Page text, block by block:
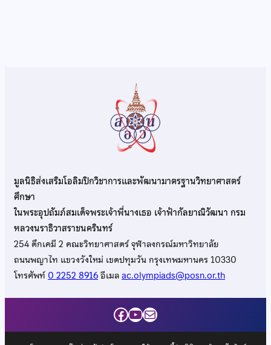
มูลนิธิส่งเสริมโอลิมปิกวิชาการและพัฒนามาตรฐานวิทยาศาสตร์
ศึกษา
ในพระอุปถัมภ์สมเด็จพระเจ้าพี่นางเธอ เจ้าฟ้ากัลยาณิวัฒนา กรม
หลวงนราธิวาสราชนครินทร์
254 ตึกเคมี 2 คณะวิทยาศาสตร์ จุฬาลงกรณ์มหาวิทยาลัย
ถนนพญาไท แขวงวังใหม่ เขตปทุมวัน กรุงเทพมหานคร 10330
โทรศัพท์0 2252 8916อีเมลac.olympiads@posn.or.th
Facebook
YouTube
Mail